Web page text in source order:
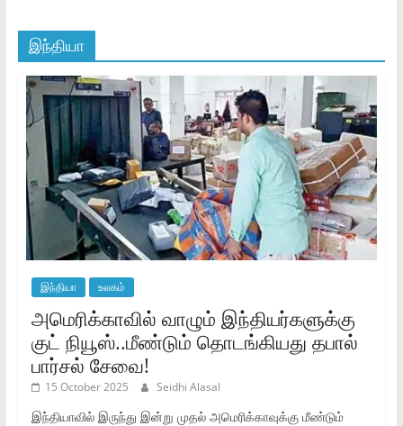
இந்தியா
இந்தியா உலகம்
அமெரிக்காவில் வாழும் இந்தியர்களுக்கு
குட் நியூஸ்..மீண்டும் தொடங்கியது தபால்
பார்சல் சேவை!
15 October 2025 Seidhi Alasal
இந்தியாவில் இருந்து இன்று முதல் அமெரிக்காவுக்கு மீண்டும்